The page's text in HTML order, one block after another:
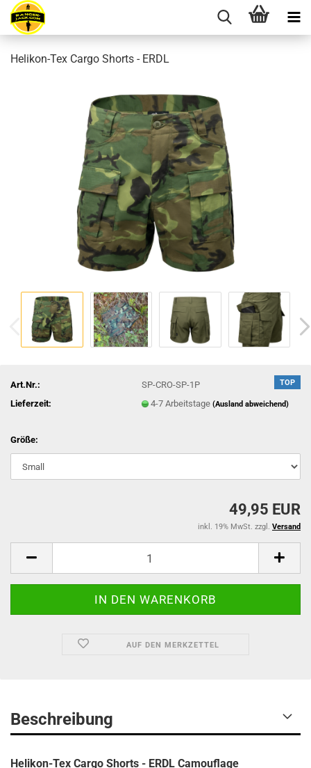
Helikon-Tex Cargo Shorts - ERDL
TOP
Art.Nr.:
SP-CRO-SP-1P
Lieferzeit:
4-7 Arbeitstage(Ausland abweichend)
Größe:
49,95 EUR
inkl. 19% MwSt. zzgl. Versand
AUF DEN MERKZETTEL
Beschreibung
Helikon-Tex Cargo Shorts - ERDL Camouflage